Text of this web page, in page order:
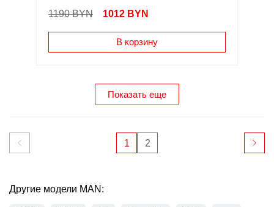
1190 BYN 1012 BYN
В корзину
Показать еще
1 2
Другие модели MAN: